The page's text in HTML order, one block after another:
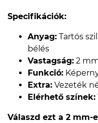
Specifikációk:
Anyag: Tartós
bélés
Vastagság: 2
Funkció:
Extra: Vezeték
Elérhető színek:
Válaszd ezt a 2 mm-